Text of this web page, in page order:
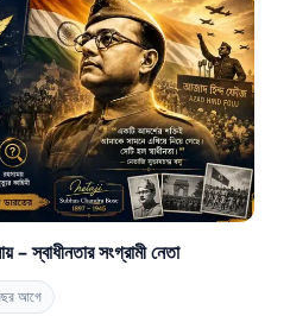
– স্বাধীনতার সংগ্রামী নেতা
আগে